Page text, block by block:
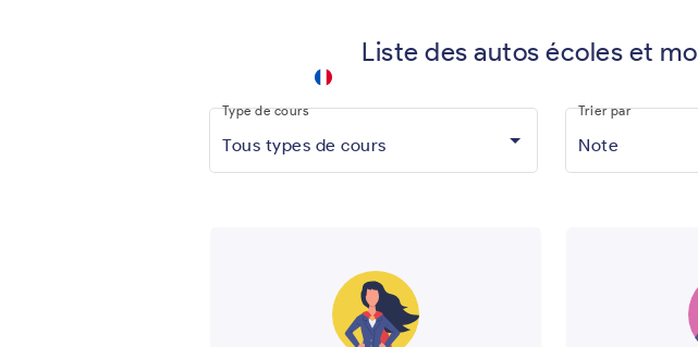
Liste des autos écoles et
Tous types de cours
Type de cours
Note
Trier par